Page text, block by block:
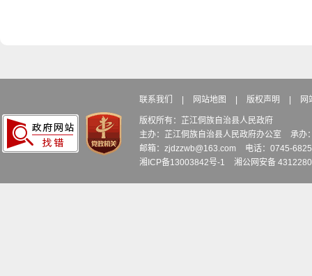
联系我们 网站地图 版权声明 网
版权所有：芷江侗族自治县人民政府
主办：芷江侗族自治县人民政府办公室
承办
邮箱：zjdzzwb@163.com
电话：0745-
湘ICP备13003842号-1
湘公网安备